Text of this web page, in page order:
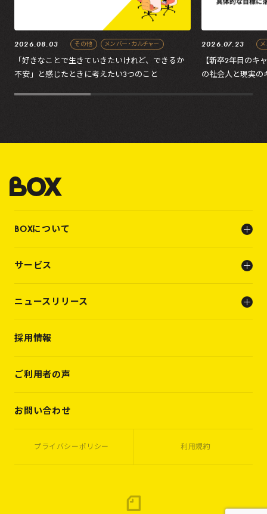
2026.08.03 その他 メンバー・カルチャー
「好きなことで生きていきたいけれど、できるか
不安」と感じたときに考えたい3つのこと
2026.07.23
【新卒2年目のキ
の社会人と現実の
BOXについて
ビジョン
サービス
キャリアビルディング支援（転職支援）
ニュースリリース
PRESS RELEASE
VOICES
CASES
採用情報
ご利用者の声
お問い合わせ
プライバシーポリシー 利用規約